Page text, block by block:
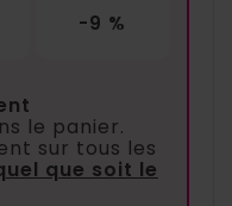
-9 %
le panier.
sur tous les
que soit le